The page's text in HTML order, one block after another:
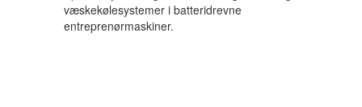
væskekølesystemer i batteridrevne
entreprenørmaskiner.